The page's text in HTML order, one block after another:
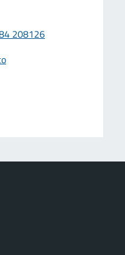
208126